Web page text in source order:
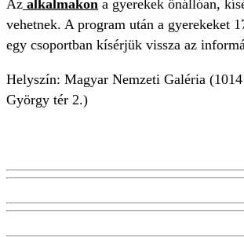
Az alkalmakon a gyerekek önállóan,
vehetnek. A program után a gyerekeket
egy csoportban kísérjük vissza az
Helyszín: Magyar Nemzeti Galéria
György tér 2.)